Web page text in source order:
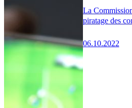
La
piratage des
06.10.2022